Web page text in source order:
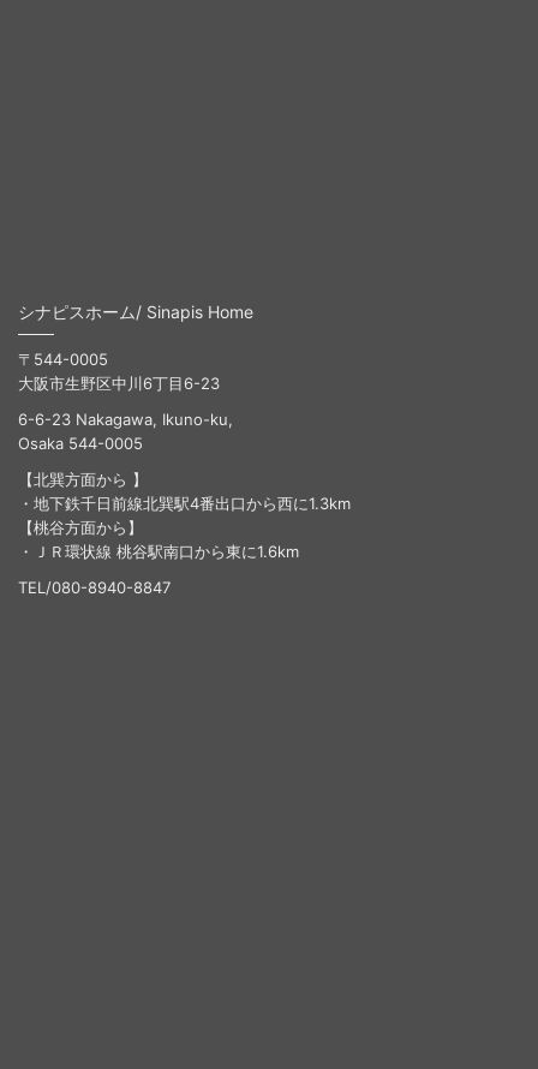
シナピスホーム/ Sinapis Home
〒544-0005
大阪市生野区中川6丁目6-23
6-6-23 Nakagawa, Ikuno-ku,
Osaka 544-0005
【北巽方面から 】
・地下鉄千日前線北巽駅4番出口から西に1.3km
【桃谷方面から】
・ＪＲ環状線 桃谷駅南口から東に1.6km
TEL/080-8940-8847